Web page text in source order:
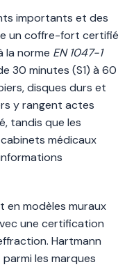
importants et des
un coffre-fort certifié
la norme EN 1047-1
30 minutes (S1) à 60
disques durs et
y rangent actes
tandis que les
médicaux
en modèles muraux
une certification
Hartmann
les marques